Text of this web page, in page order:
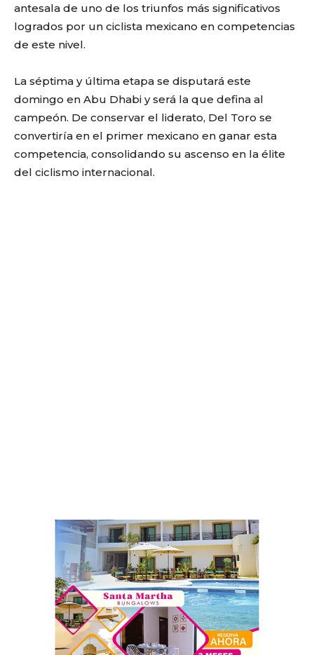
antesala de uno de los triunfos más significativos
logrados por un ciclista mexicano en competencias
de este nivel.
La séptima y última etapa se disputará este
domingo en Abu Dhabi y será la que defina al
campeón. De conservar el liderato, Del Toro se
convertiría en el primer mexicano en ganar esta
competencia, consolidando su ascenso en la élite
del ciclismo internacional.